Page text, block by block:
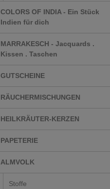
COLORS OF INDIA - Ein Stück
Indien für dich
MARRAKESCH - Jacquards .
Kissen . Taschen
GUTSCHEINE
RÄUCHERMISCHUNGEN
HEILKRÄUTER-KERZEN
PAPETERIE
ALMVOLK
Stoffe